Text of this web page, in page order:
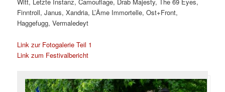
Witt, Letzte Instanz, Camouflage, Drab Majesty, The 69 Eyes,
Finntroll, Janus, Xandria, L’Âme Immortelle, Ost+Front,
Haggefugg, Vermaledeyt
Link zur Fotogalerie Teil 1
Link zum Festivalbericht